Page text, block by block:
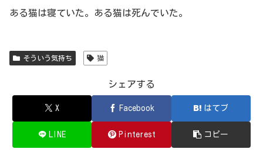
ある猫は寝ていた。ある猫は死んでいた。
そういう気持ち 猫
シェアする
X Facebook はてブ
LINE Pinterest コピー